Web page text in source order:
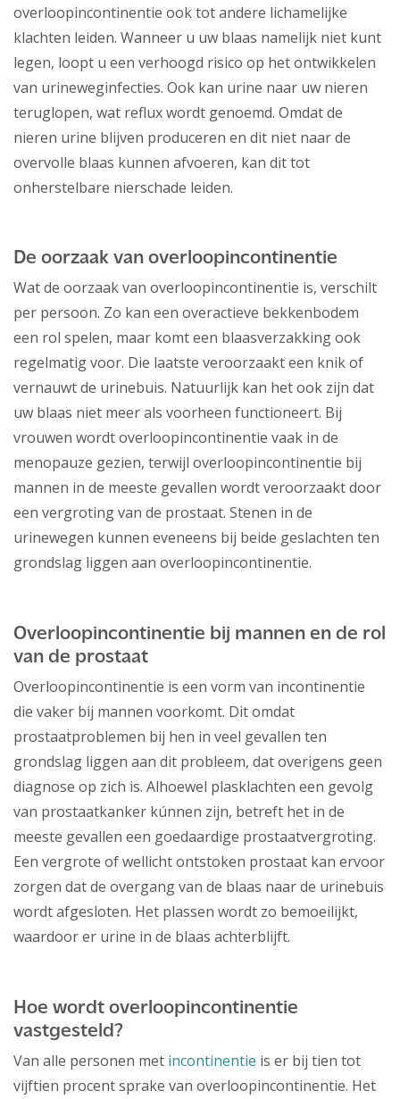
overloopincontinentie ook tot andere lichamelijke
klachten leiden. Wanneer u uw blaas namelijk niet kunt
legen, loopt u een verhoogd risico op het ontwikkelen
van urineweginfecties. Ook kan urine naar uw nieren
teruglopen, wat reflux wordt genoemd. Omdat de
nieren urine blijven produceren en dit niet naar de
overvolle blaas kunnen afvoeren, kan dit tot
onherstelbare nierschade leiden.
De oorzaak van overloopincontinentie
Wat de oorzaak van overloopincontinentie is, verschilt
per persoon. Zo kan een overactieve bekkenbodem
een rol spelen, maar komt een blaasverzakking ook
regelmatig voor. Die laatste veroorzaakt een knik of
vernauwt de urinebuis. Natuurlijk kan het ook zijn dat
uw blaas niet meer als voorheen functioneert. Bij
vrouwen wordt overloopincontinentie vaak in de
menopauze gezien, terwijl overloopincontinentie bij
mannen in de meeste gevallen wordt veroorzaakt door
een vergroting van de prostaat. Stenen in de
urinewegen kunnen eveneens bij beide geslachten ten
grondslag liggen aan overloopincontinentie.
Overloopincontinentie bij mannen en de rol
van de prostaat
Overloopincontinentie is een vorm van incontinentie
die vaker bij mannen voorkomt. Dit omdat
prostaatproblemen bij hen in veel gevallen ten
grondslag liggen aan dit probleem, dat overigens geen
diagnose op zich is. Alhoewel plasklachten een gevolg
van prostaatkanker kúnnen zijn, betreft het in de
meeste gevallen een goedaardige prostaatvergroting.
Een vergrote of wellicht ontstoken prostaat kan ervoor
zorgen dat de overgang van de blaas naar de urinebuis
wordt afgesloten. Het plassen wordt zo bemoeilijkt,
waardoor er urine in de blaas achterblijft.
Hoe wordt overloopincontinentie
vastgesteld?
Van alle personen met incontinentie is er bij tien tot
vijftien procent sprake van overloopincontinentie. Het